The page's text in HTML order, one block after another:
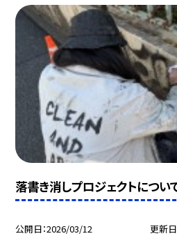
落書き消しプロジェクトについ
公開日 2026/03/12 更新日